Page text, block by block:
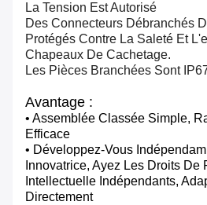
La Tension Est Autorisé
Des Connecteurs Débranchés
Protégés Contre La Saleté Et
Chapeaux De Cachetage.
Les Pièces Branchées Sont
Avantage :
• Assemblée Classée Simple,
Efficace
• Développez-Vous
Innovatrice, Ayez Les Droits De
Intellectuelle Indépendants,
Directement